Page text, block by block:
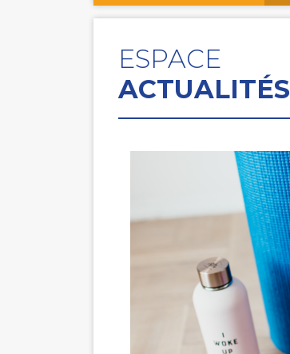
ESPACE
ACTUALITÉS